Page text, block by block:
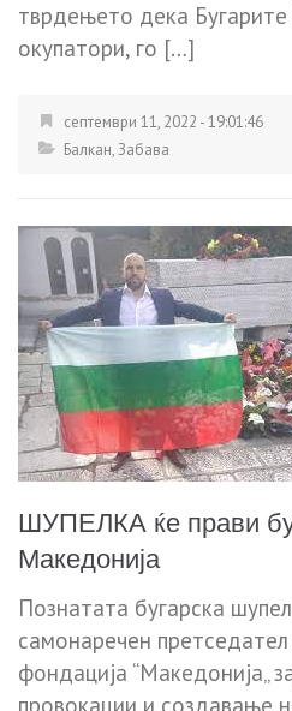
тврдењето дека
окупатори, го […]
септември 11, 2022 - 19:01:46
Балкан,Забава
ШУПЕЛКА ќе прави
Македонија
Познатата бугарска
самонаречен
фондација “Македонија„